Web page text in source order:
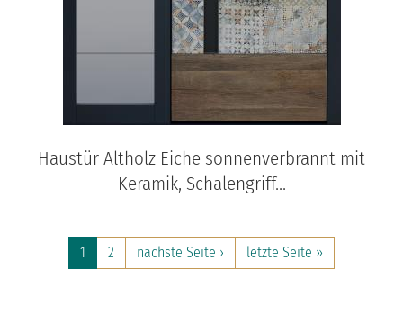
Haustür Altholz Eiche sonnenverbrannt mit
Keramik, Schalengriff...
1 2 nächste Seite › letzte Seite »